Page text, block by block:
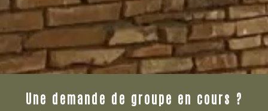
Une demande de groupe en cours ?